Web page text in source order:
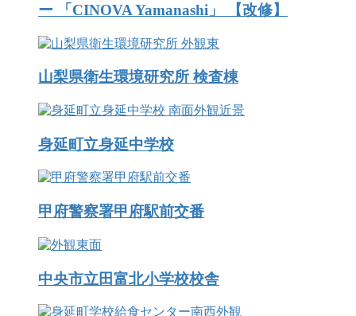
ー 「CINOVA Yamanashi」 【改修】
山梨県衛生環境研究所 検査棟
身延町立身延中学校
甲府警察署甲府駅前交番
中央市立田富北小学校校舎